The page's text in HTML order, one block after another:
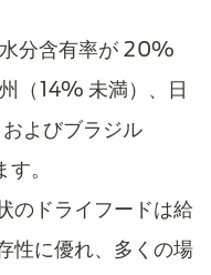
分含有率が 20%
（14% 未満）、日
よび​ブラジル
す。
のドライフード​は給
性に優れ、​多くの場